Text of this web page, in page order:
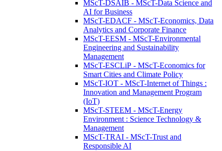
MScT-DSAIB - MScT-Data Science and
AI for Business
MScT-EDACF - MScT-Economics, Data
Analytics and Corporate Finance
MScT-EESM - MScT-Environmental
Engineering and Sustainability
Management
MScT-ESCLiP - MScT-Economics for
Smart Cities and Climate Policy
MScT-IOT - MScT-Internet of Things :
Innovation and Management Program
(IoT)
MScT-STEEM - MScT-Energy
Environment : Science Technology &
Management
MScT-TRAI - MScT-Trust and
Responsible AI